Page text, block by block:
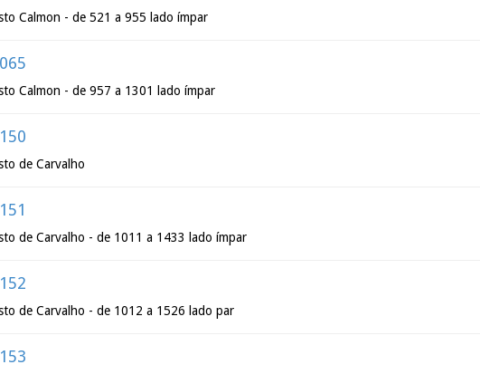
Calmon - de 521 a 955 lado ímpar
Calmon - de 957 a 1301 lado ímpar
de Carvalho
de Carvalho - de 1011 a 1433 lado ímpar
de Carvalho - de 1012 a 1526 lado par